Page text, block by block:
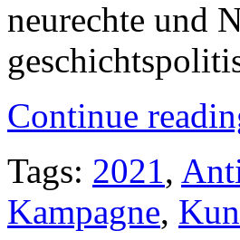
neurechte und
Continue
Tags: 2021,
Kampagne,